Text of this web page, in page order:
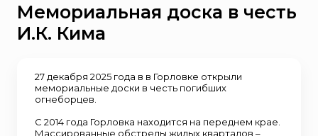
Мемориальная доска в честь
И.К. Кима
27 декабря 2025 года в в Горловке открыли
мемориальные доски в честь погибших
огнеборцев.
С 2014 года Горловка находится на переднем крае.
Массированные обстрелы жилых кварталов –